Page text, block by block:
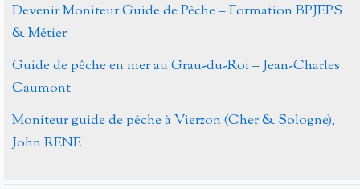
Devenir Moniteur Guide de Pêche – Formation BPJEPS
& Métier
Guide de pêche en mer au Grau-du-Roi – Jean-Charles
Caumont
Moniteur guide de pêche à Vierzon (Cher & Sologne),
John RENE